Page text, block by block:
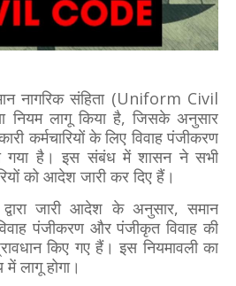
नागरिक संहिता (Uniform Civil
लागू किया है, जिसके अनुसार
कर्मचारियों के लिए विवाह पंजीकरण
गया है। इस संबंध में शासन ने सभी
को आदेश जारी कर दिए हैं।
जारी आदेश के अनुसार, समान
पंजीकरण और पंजीकृत विवाह की
किए गए हैं। इस नियमावली का
में लागू होगा।